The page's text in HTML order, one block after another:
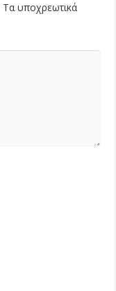
Τα υποχρεωτικά